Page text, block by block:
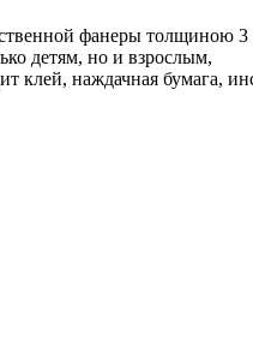
фанеры толщиною
детям, но и взрослым,
клей, наждачная бумага,